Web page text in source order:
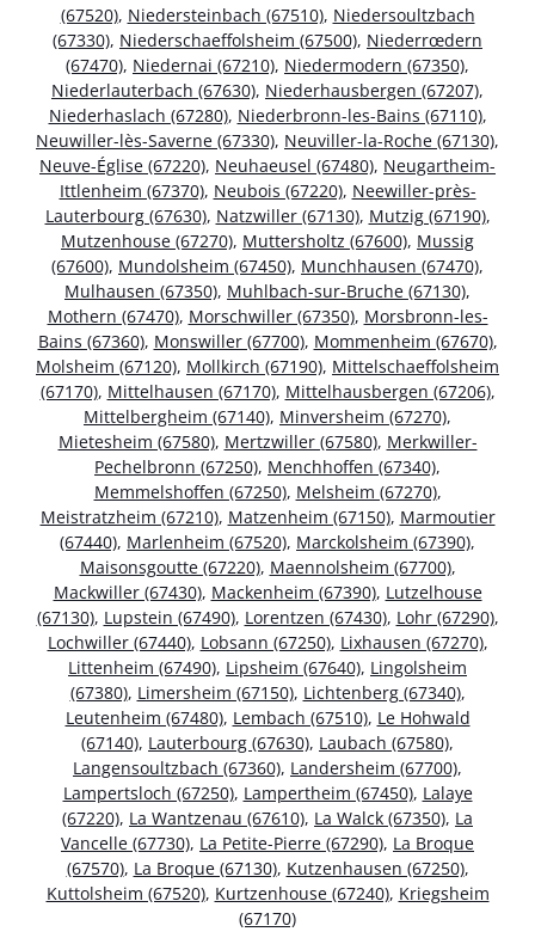
(67520), Niedersteinbach (67510), Niedersoultzbach
(67330), Niederschaeffolsheim (67500), Niederrœdern
(67470), Niedernai (67210), Niedermodern (67350),
Niederlauterbach (67630), Niederhausbergen (67207),
Niederhaslach (67280), Niederbronn-les-Bains (67110),
Neuwiller-lès-Saverne (67330), Neuviller-la-Roche (67130),
Neuve-Église (67220), Neuhaeusel (67480), Neugartheim-
Ittlenheim (67370), Neubois (67220), Neewiller-près-
Lauterbourg (67630), Natzwiller (67130), Mutzig (67190),
Mutzenhouse (67270), Muttersholtz (67600), Mussig
(67600), Mundolsheim (67450), Munchhausen (67470),
Mulhausen (67350), Muhlbach-sur-Bruche (67130),
Mothern (67470), Morschwiller (67350), Morsbronn-les-
Bains (67360), Monswiller (67700), Mommenheim (67670),
Molsheim (67120), Mollkirch (67190), Mittelschaeffolsheim
(67170), Mittelhausen (67170), Mittelhausbergen (67206),
Mittelbergheim (67140), Minversheim (67270),
Mietesheim (67580), Mertzwiller (67580), Merkwiller-
Pechelbronn (67250), Menchhoffen (67340),
Memmelshoffen (67250), Melsheim (67270),
Meistratzheim (67210), Matzenheim (67150), Marmoutier
(67440), Marlenheim (67520), Marckolsheim (67390),
Maisonsgoutte (67220), Maennolsheim (67700),
Mackwiller (67430), Mackenheim (67390), Lutzelhouse
(67130), Lupstein (67490), Lorentzen (67430), Lohr (67290),
Lochwiller (67440), Lobsann (67250), Lixhausen (67270),
Littenheim (67490), Lipsheim (67640), Lingolsheim
(67380), Limersheim (67150), Lichtenberg (67340),
Leutenheim (67480), Lembach (67510), Le Hohwald
(67140), Lauterbourg (67630), Laubach (67580),
Langensoultzbach (67360), Landersheim (67700),
Lampertsloch (67250), Lampertheim (67450), Lalaye
(67220), La Wantzenau (67610), La Walck (67350), La
Vancelle (67730), La Petite-Pierre (67290), La Broque
(67570), La Broque (67130), Kutzenhausen (67250),
Kuttolsheim (67520), Kurtzenhouse (67240), Kriegsheim
(67170)